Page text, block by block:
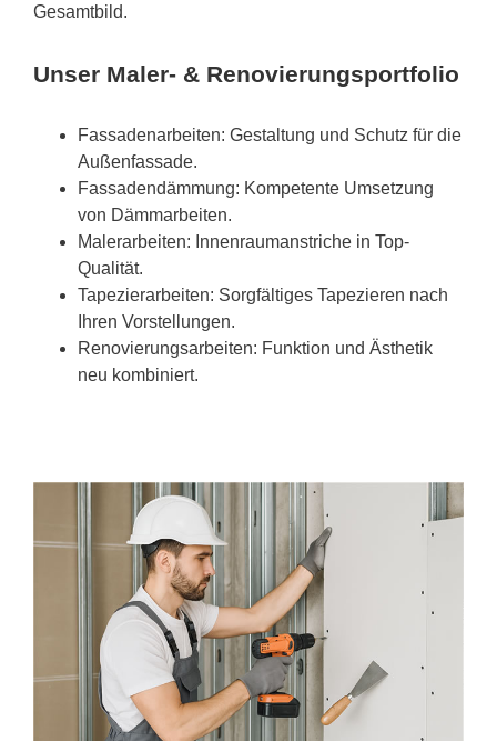
Gesamtbild.
Unser Maler- & Renovierungsportfolio
Fassadenarbeiten: Gestaltung und Schutz für die
Außenfassade.
Fassadendämmung: Kompetente Umsetzung
von Dämmarbeiten.
Malerarbeiten: Innenraumanstriche in Top-
Qualität.
Tapezierarbeiten: Sorgfältiges Tapezieren nach
Ihren Vorstellungen.
Renovierungsarbeiten: Funktion und Ästhetik
neu kombiniert.